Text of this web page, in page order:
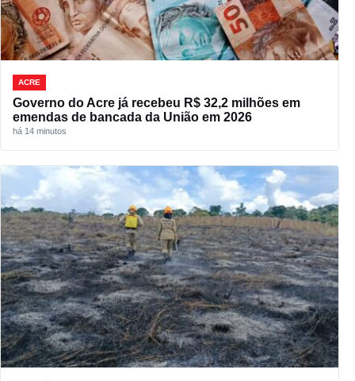
ACRE
Governo do Acre já recebeu R$ 32,2 milhões em
emendas de bancada da União em 2026
há 14 minutos